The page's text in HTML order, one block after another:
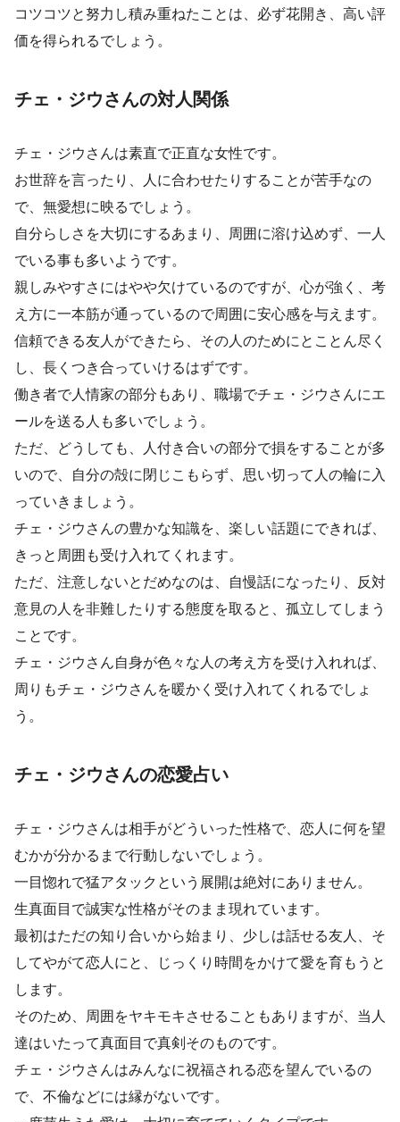
コツコツと努力し積み重ねたことは、必ず花開き、高い評
価を得られるでしょう。
チェ・ジウさんの対人関係
チェ・ジウさんは素直で正直な女性です。
お世辞を言ったり、人に合わせたりすることが苦手なの
で、無愛想に映るでしょう。
自分らしさを大切にするあまり、周囲に溶け込めず、一人
でいる事も多いようです。
親しみやすさにはやや欠けているのですが、心が強く、考
え方に一本筋が通っているので周囲に安心感を与えます。
信頼できる友人ができたら、その人のためにとことん尽く
し、長くつき合っていけるはずです。
働き者で人情家の部分もあり、職場でチェ・ジウさんにエ
ールを送る人も多いでしょう。
ただ、どうしても、人付き合いの部分で損をすることが多
いので、自分の殻に閉じこもらず、思い切って人の輪に入
っていきましょう。
チェ・ジウさんの豊かな知識を、楽しい話題にできれば、
きっと周囲も受け入れてくれます。
ただ、注意しないとだめなのは、自慢話になったり、反対
意見の人を非難したりする態度を取ると、孤立してしまう
ことです。
チェ・ジウさん自身が色々な人の考え方を受け入れれば、
周りもチェ・ジウさんを暖かく受け入れてくれるでしょ
う。
チェ・ジウさんの恋愛占い
チェ・ジウさんは相手がどういった性格で、恋人に何を望
むかが分かるまで行動しないでしょう。
一目惚れで猛アタックという展開は絶対にありません。
生真面目で誠実な性格がそのまま現れています。
最初はただの知り合いから始まり、少しは話せる友人、そ
してやがて恋人にと、じっくり時間をかけて愛を育もうと
します。
そのため、周囲をヤキモキさせることもありますが、当人
達はいたって真面目で真剣そのものです。
チェ・ジウさんはみんなに祝福される恋を望んでいるの
で、不倫などには縁がないです。